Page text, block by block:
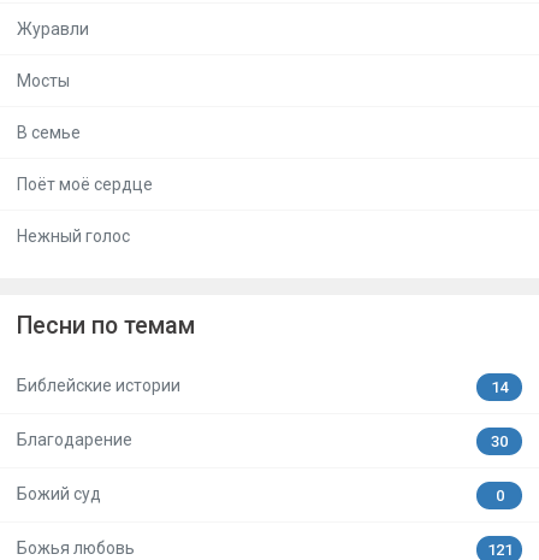
Журавли
Мосты
В семье
Поёт моё сердце
Нежный голос
Песни по темам
Библейские истории 14
Благодарение 30
Божий суд 0
Божья любовь 121